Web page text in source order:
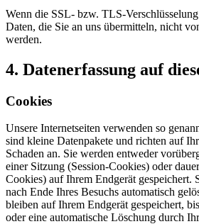
Wenn die SSL- bzw. TLS-
Daten, die Sie an uns übermitteln, nicht
werden.
4. Datenerfassung auf
Cookies
Unsere Internetseiten verwenden so
sind kleine Datenpakete und richten auf
Schaden an. Sie werden entweder
einer Sitzung (Session-Cookies) oder
Cookies) auf Ihrem Endgerät gespeichert.
nach Ende Ihres Besuchs automatisch
bleiben auf Ihrem Endgerät gespeichert,
oder eine automatische Löschung durch